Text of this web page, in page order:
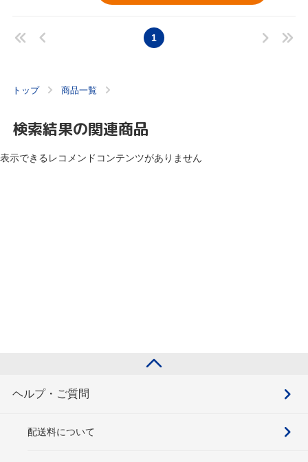
1
トップ 商品一覧
検索結果の関連商品
表示できるレコメンドコンテンツがありません
ヘルプ・ご質問
配送料について